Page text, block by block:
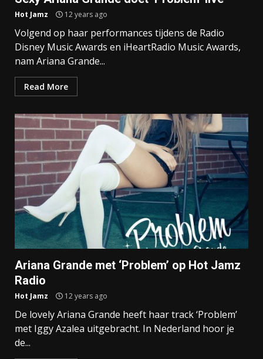
Hot Jamz 12 years ago
Volgend op haar performances tijdens de Radio
Disney Music Awards en iHeartRadio Music Awards,
nam Ariana Grande...
Read More
Ariana Grande met ‘Problem’ op Hot Jamz
Radio
Hot Jamz 12 years ago
De lovely Ariana Grande heeft haar track ‘Problem’
met Iggy Azalea uitgebracht. In Nederland hoor je
de...